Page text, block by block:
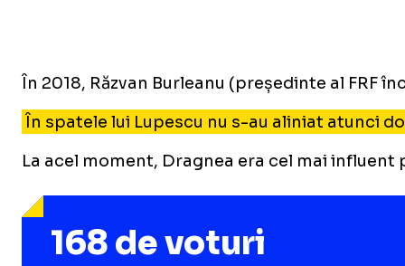
În 2018, Răzvan Burleanu (președinte al FRF
În spatele lui Lupescu nu s-au aliniat atunci
La acel moment, Dragnea era cel mai influent
168 de voturi